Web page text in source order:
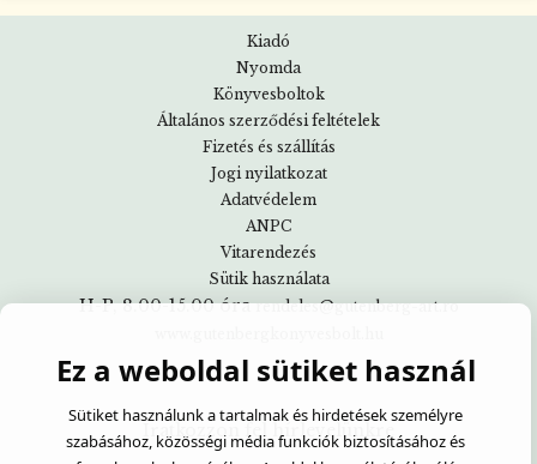
Kiadó
Nyomda
Könyvesboltok
Általános szerződési feltételek
Fizetés és szállítás
Jogi nyilatkozat
Adatvédelem
ANPC
Vitarendezés
Sütik használata
H-P, 8.00-15.00 órarendeles@gutenberg-art.ro
Ez a weboldal sütiket használ
Sütiket használunk a tartalmak és hirdetések személyre
szabásához, közösségi média funkciók biztosításához és